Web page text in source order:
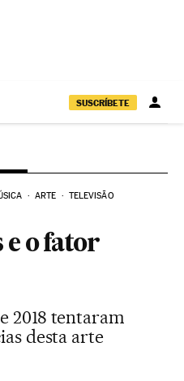
SUSCRÍBETE
ARTE TELEVISÃO
e o fator
2018 tentaram
desta arte